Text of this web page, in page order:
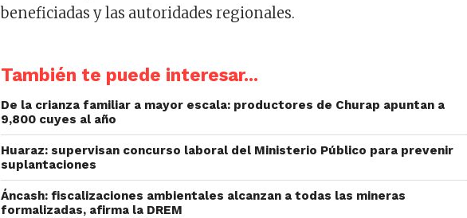
beneficiadas y las autoridades regionales.
También te puede interesar...
De la crianza familiar a mayor escala: productores de Churap apuntan a
9,800 cuyes al año
Huaraz: supervisan concurso laboral del Ministerio Público para prevenir
suplantaciones
Áncash: fiscalizaciones ambientales alcanzan a todas las mineras
formalizadas, afirma la DREM